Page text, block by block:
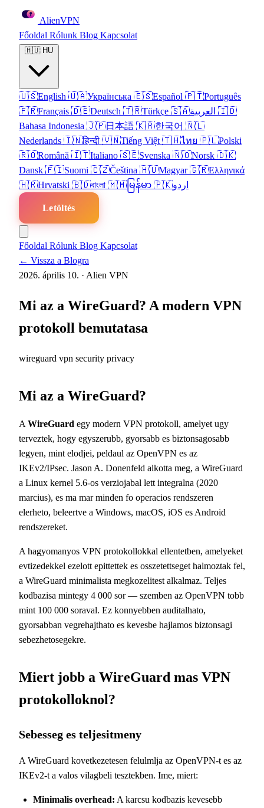
AlienVPN
Főoldal Rólunk Blog Kapcsolat
🇭🇺 HU
🇺🇸English 🇺🇦Українська 🇪🇸Español 🇵🇹Português
🇫🇷Français 🇩🇪Deutsch 🇹🇷Türkçe 🇸🇦
🇮🇩
Bahasa Indonesia 🇯🇵日本語 🇰🇷한국어 🇳🇱
Nederlands 🇮🇳हिन्दी 🇻🇳Tiếng Việt 🇹🇭ไทย 🇵🇱Polski
🇷🇴Română 🇮🇹Italiano 🇸🇪Svenska 🇳🇴Norsk 🇩🇰
Dansk 🇫🇮Suomi 🇨🇿Čeština 🇭🇺Magyar🇬🇷Ελληνικά
🇭🇷Hrvatski 🇧🇩বাংলা 🇲🇲 မြန်မာ 🇵🇰اردو
Letöltés
Főoldal Rólunk Blog Kapcsolat
← Vissza a Blogra
2026. április 10. · Alien VPN
Mi az a WireGuard? A modern VPN
protokoll bemutatasa
wireguard vpn security privacy
Mi az a WireGuard?
A WireGuard egy modern VPN protokoll, amelyet ugy
terveztek, hogy egyszerubb, gyorsabb es biztonsagosabb
legyen, mint elodjei, peldaul az OpenVPN es az
IKEv2/IPsec. Jason A. Donenfeld alkotta meg, a WireGuard
a Linux kernel 5.6-os verziojabal lett integralna (2020
marcius), es ma mar minden fo operacios rendszeren
elerheto, beleertve a Windows, macOS, iOS es Android
rendszereket.
A hagyomanyos VPN protokollokkal ellentetben, amelyeket
evtizedekkel ezelott epittettek es osszetettseget halmoztak fel,
a WireGuard minimalista megkozelitest alkalmaz. Teljes
kodbazisa mintegy 4 000 sor — szemben az OpenVPN tobb
mint 100 000 soraval. Ez konnyebben auditalhato,
gyorsabban vegrehajthato es kevesbe hajlamos biztonsagi
sebezhetosegekre.
Miert jobb a WireGuard mas VPN
protokolloknol?
Sebesseg es teljesitmeny
A WireGuard kovetkezetesen felulmlja az OpenVPN-t es az
IKEv2-t a valos vilagbeli tesztekben. Ime, miert:
Minimalis overhead: A karcsu kodbazis kevesebb